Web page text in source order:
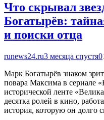
Что скрывал
Богатырёв:
и поиски отца
runews24.ru3 месяца спустя0
Марк Богатырёв знаком
повара Максима в сериале
исторической ленте
десятка ролей в кино,
история, которую он долго